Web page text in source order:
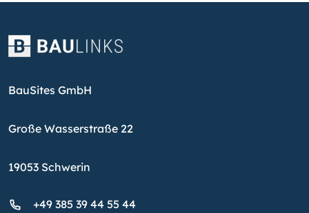
BauSites GmbH
Große Wasserstraße 22
19053 Schwerin
+49 385 39 44 55 44